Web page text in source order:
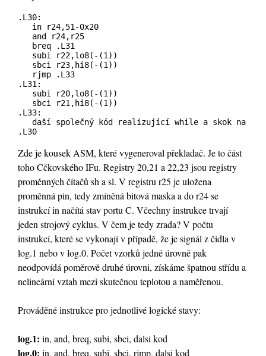
.L30:
in r24,51-0x20
and r24,r25
breq .L31
subi r22,lo8(-(1))
sbci r23,hi8(-(1))
rjmp .L33
.L31:
subi r20,lo8(-(1))
sbci r21,hi8(-(1))
.L33:
daší společný kód realizující while a skok na
.L30
Zde je kousek ASM, které vygeneroval překladač. Je to část
toho Cčkovského IFu. Registry 20,21 a 22,23 jsou registry
proměnných čítačů sh a sl. V registru r25 je uložena
proměnná pin, tedy zmíněná bitová maska a do r24 se
instrukcí in načítá stav portu C. Včechny instrukce trvají
jeden strojový cyklus. V čem je tedy zrada? V počtu
instrukcí, které se vykonají v případě, že je signál z čidla v
log.1 nebo v log.0. Počet vzorků jedné úrovně pak
neodpovídá poměrově druhé úrovni, získáme špatnou střídu a
nelineární vztah mezi skutečnou teplotou a naměřenou.
Prováděné instrukce pro jednotlivé logické stavy:
log.1: in, and, breq, subi, sbci, dalsi kod
log.0: in, and, breq, subi, sbci, rjmp, dalsi kod